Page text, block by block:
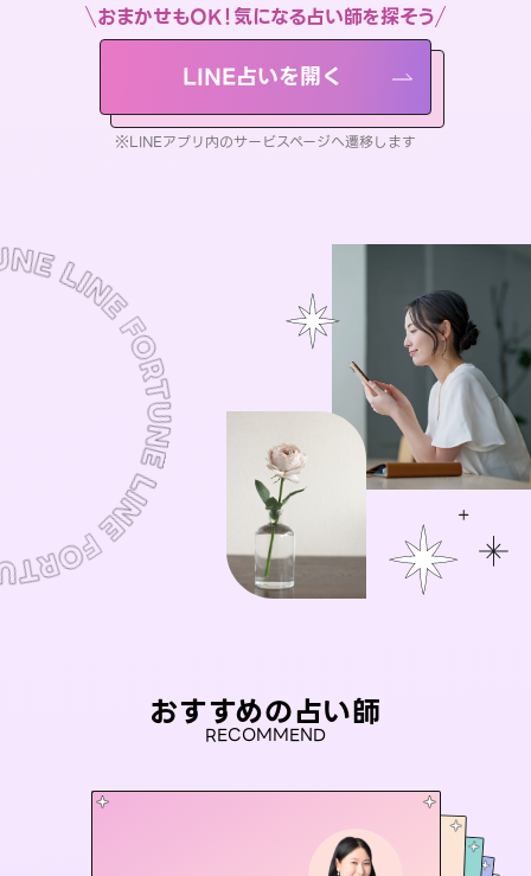
おまかせもOK！気になる占い師を探そう
LINE占いを開く
※LINEアプリ内のサービスページへ遷移します
おすすめの占い師
RECOMMEND